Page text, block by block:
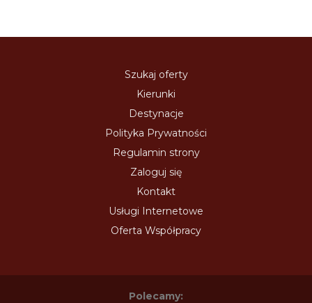
Szukaj oferty
Kierunki
Destynacje
Polityka Prywatności
Regulamin strony
Zaloguj się
Kontakt
Usługi Internetowe
Oferta Współpracy
Polecamy: